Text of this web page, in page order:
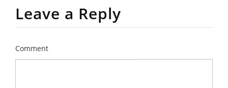
Leave a Reply
Comment